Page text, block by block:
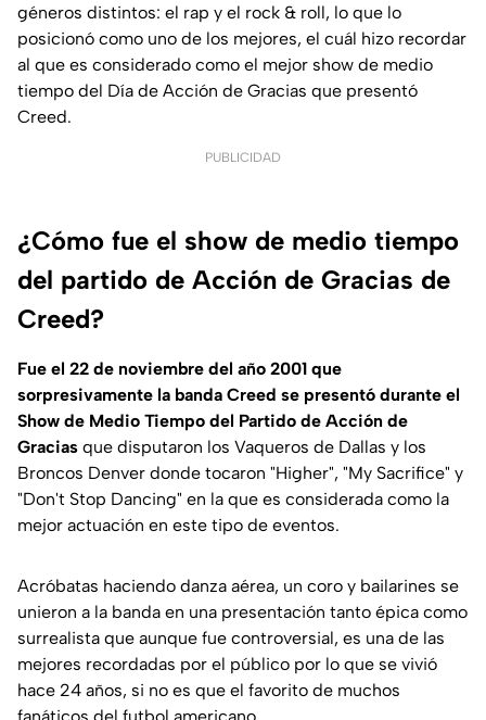
géneros distintos: el rap y el rock & roll, lo que lo
posicionó como uno de los mejores, el cuál hizo recordar
al que es considerado como el mejor show de medio
tiempo del Día de Acción de Gracias que presentó
Creed.
PUBLICIDAD
¿Cómo fue el show de medio tiempo
del partido de Acción de Gracias de
Creed?
Fue el 22 de noviembre del año 2001 que
sorpresivamente la banda Creed se presentó durante el
Show de Medio Tiempo del Partido de Acción de
Gracias que disputaron los Vaqueros de Dallas y los
Broncos Denver donde tocaron "Higher", "My Sacrifice" y
"Don't Stop Dancing" en la que es considerada como la
mejor actuación en este tipo de eventos.
Acróbatas haciendo danza aérea, un coro y bailarines se
unieron a la banda en una presentación tanto épica como
surrealista que aunque fue controversial, es una de las
mejores recordadas por el público por lo que se vivió
hace 24 años, si no es que el favorito de muchos
fanáticos del futbol americano.